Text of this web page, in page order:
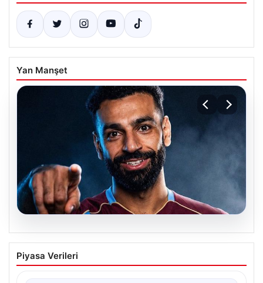
Yan Manşet
05.08.2026
Mohamed Salah transferinin detayları
açıklandı!
Piyasa Verileri